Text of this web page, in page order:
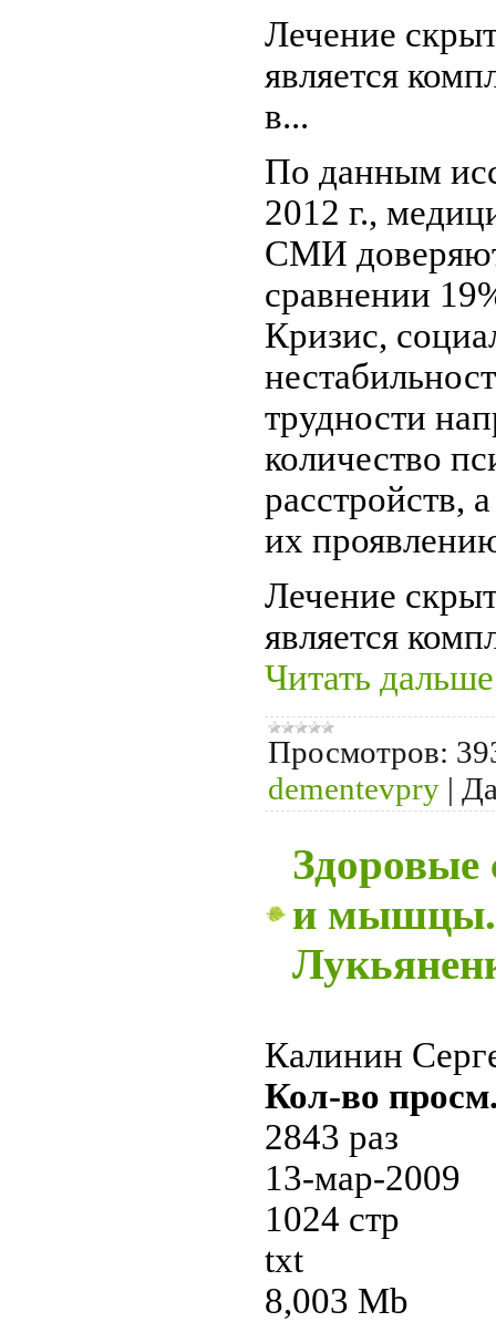
Лечение
является
в...
По данным
2012 г.,
СМИ
сравнении
Кризис,
трудности
количество
расстройств,
их
Лечение
является
Читать
Просмотров:
dementevpry |
Здоровые
и мышцы.
Калинин
Кол-во
2843 раз
13-мар-2009
1024 стр
txt
8,003 Mb